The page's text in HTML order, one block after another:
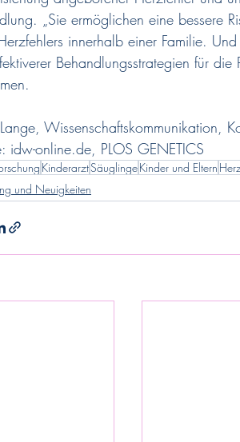
„Sie ermöglichen eine bessere
innerhalb einer Familie.
Behandlungsstrategien für
Wissenschaftskommunikation,
idw-online.de, PLOS GENETICS
KinderarztSäuglingeKinder und Eltern
und Neuigkeiten